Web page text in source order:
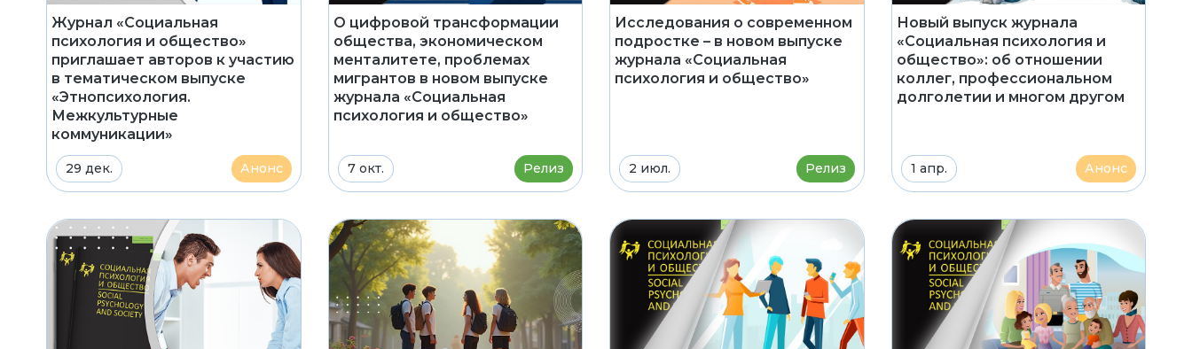
Журнал «Социальная
психология и общество»
приглашает авторов к участию
в тематическом выпуске
«Этнопсихология.
Межкультурные
коммуникации»
29 дек. Анонс
О цифровой трансформации
общества, экономическом
менталитете, проблемах
мигрантов в новом выпуске
журнала «Социальная
психология и общество»
7 окт. Релиз
Исследования о современном
подростке – в новом выпуске
журнала «Социальная
психология и общество»
2 июл. Релиз
Новый выпуск журнала
«Социальная психология и
общество»: об отношении
коллег, профессиональном
долголетии и многом другом
1 апр. Анонс